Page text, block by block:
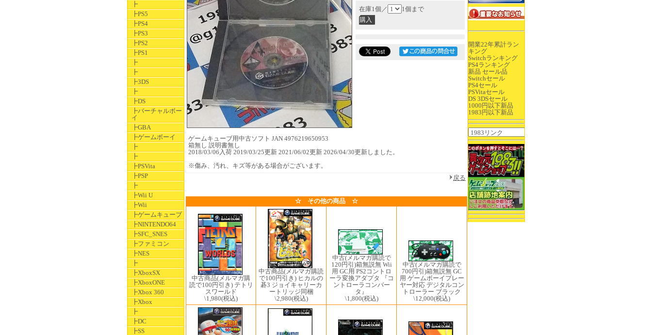
┣
┣PS5
┣PS4
┣PS3
┣PS2
┣PS1
┣
┣
┣3DS
┣
┣DS
┣バーチャルボー
イ
┣GBA
┣ゲームボーイ
┣
┣
┣PSVita
┣PSP
┣
┣Wii U
┣Wii
┣ゲームキューブ
┣NINTENDO64
┣SFC_SNES
┣ファミコン
┣NES
┣
┣XboxSX
┣XboxONE
┣Xbox 360
┣Xbox
┣
┣DC
┣SS
開業22年累計ラン
キング
Switchランキング
PS4ランキング
新品 セール品
Switchセール
PS4セール
PSVitaセール
DS 3DSセール
1000円以下新品
1983円以下新品
在庫1個／ 1個まで
ゲームキューブ用中古ソフト JAN 4976219650953
箱無し 説明書無し
2018/03/06入荷 2019/03/25更新 2021/06/02更新 2026/04/30更新しました。
※傷み、汚れ、キズ等がある場合がございます。
戻る
☆ その他の商品 ☆
中古商品(メルマガ購
読で100円引き) テトリ
スワールド
\1,980(税込)
中古商品(メルマガ購読
で100円引き) ヒカルの
碁3 ジョイキャリーカ
ートリッジ同梱
\2,980(税込)
中古(メルマガ購読で
120円引)箱無説無 Wii
用 GC用 PS2コントロ
ーラ変換アダプタ 『コ
ントローラコンバー
タ』
\1,800(税込)
中古(メルマガ購読で
700円引)箱無説無 GC
用 ゲームボーイプレー
ヤー対応 デジタルコン
トローラー ブラック
\12,000(税込)